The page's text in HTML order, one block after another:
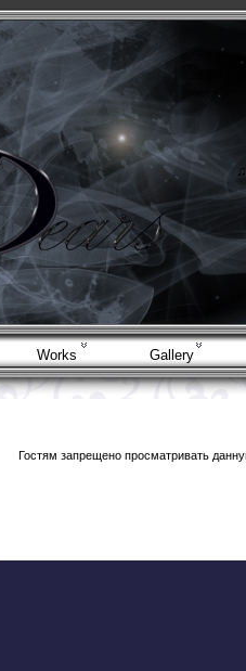
♫
Works Gallery
Гостям запрещено просматривать